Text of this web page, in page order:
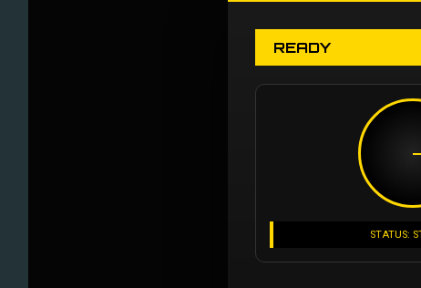
READY
STATUS: